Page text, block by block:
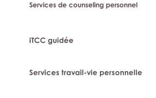
Services de counseling personnel
iTCC guidée
Services travail-vie personnelle